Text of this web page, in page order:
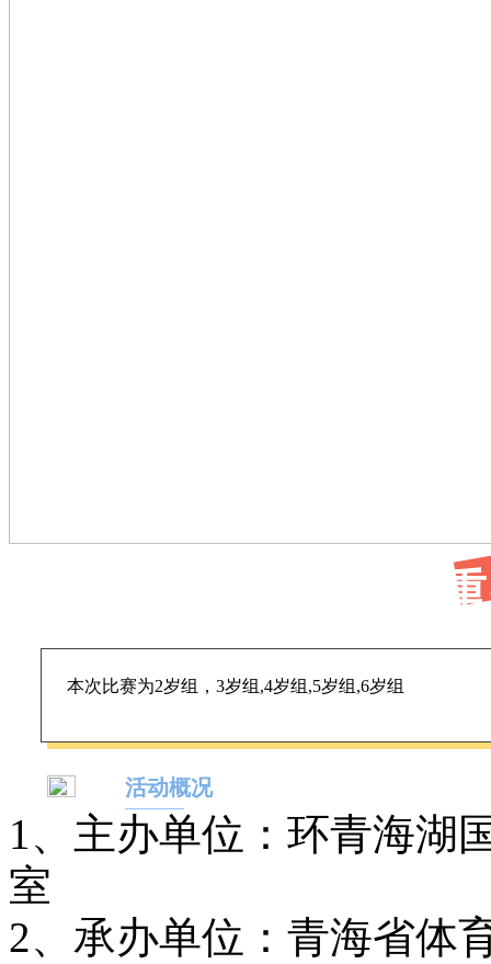
本次比赛为2岁组，3岁组,4岁组,5岁组,6岁组
活动概况
1、主办单位：环青海湖
室
2、承办单位：青海省